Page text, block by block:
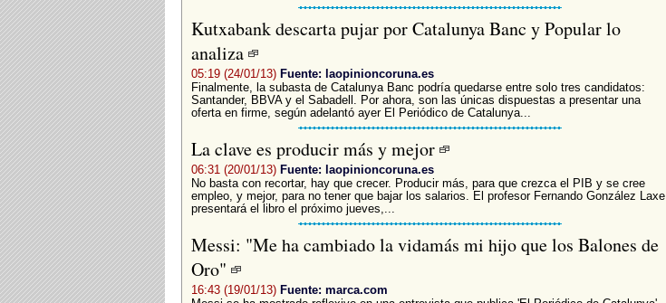
Kutxabank descarta pujar por Catalunya Banc y Popular lo
analiza
05:19 (24/01/13) Fuente: laopinioncoruna.es
Finalmente, la subasta de Catalunya Banc podría quedarse entre solo tres candidatos:
Santander, BBVA y el Sabadell. Por ahora, son las únicas dispuestas a presentar una
oferta en firme, según adelantó ayer El Periódico de Catalunya...
La clave es producir más y mejor
06:31 (20/01/13) Fuente: laopinioncoruna.es
No basta con recortar, hay que crecer. Producir más, para que crezca el PIB y se cree
empleo, y mejor, para no tener que bajar los salarios. El profesor Fernando González Laxe
presentará el libro el próximo jueves,...
Messi: "Me ha cambiado la vidamás mi hijo que los Balones de
Oro"
16:43 (19/01/13) Fuente: marca.com